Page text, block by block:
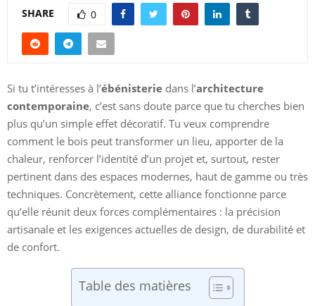
SHARE 0
Si tu t’intéresses à l’ébénisterie dans l’architecture
contemporaine, c’est sans doute parce que tu cherches bien
plus qu’un simple effet décoratif. Tu veux comprendre
comment le bois peut transformer un lieu, apporter de la
chaleur, renforcer l’identité d’un projet et, surtout, rester
pertinent dans des espaces modernes, haut de gamme ou très
techniques. Concrètement, cette alliance fonctionne parce
qu’elle réunit deux forces complémentaires : la précision
artisanale et les exigences actuelles de design, de durabilité et
de confort.
Table des matières